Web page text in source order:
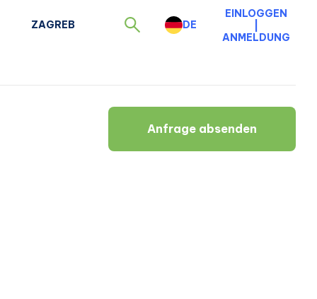
ZAGREB DE
EINLOGGEN
ANMELDUNG
Anfrage absenden